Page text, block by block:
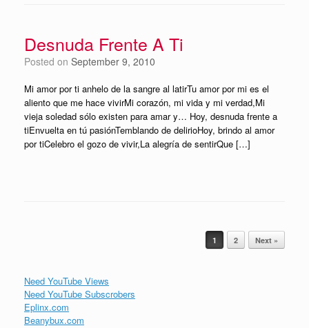
Desnuda Frente A Ti
Posted on September 9, 2010
Mi amor por ti anhelo de la sangre al latirTu amor por mi es el
aliento que me hace vivirMi corazón, mi vida y mi verdad,Mi
vieja soledad sólo existen para amar y… Hoy, desnuda frente a
tiEnvuelta en tú pasiónTemblando de delirioHoy, brindo al amor
por tiCelebro el gozo de vivir,La alegría de sentirQue […]
1 2 Next »
Need YouTube Views
Need YouTube Subscrobers
Eplinx.com
Beanybux.com